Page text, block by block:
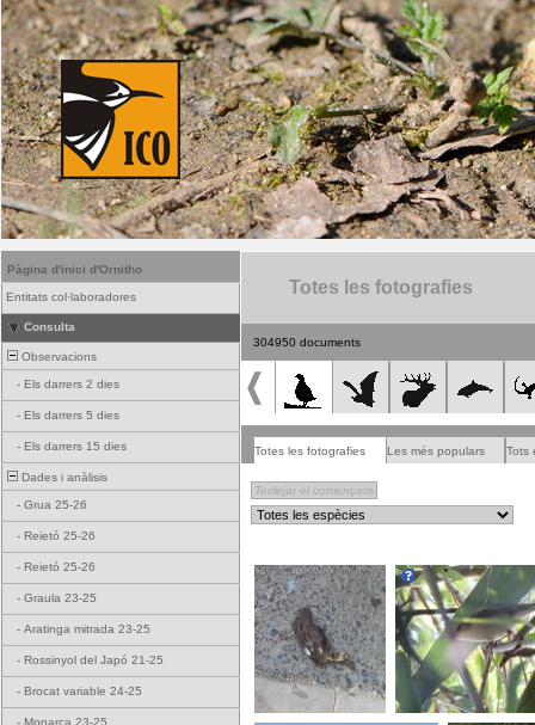
Pàgina d'inici d'Ornitho
Entitats col·laboradores
Consulta
Observacions
- Els darrers 2 dies
- Els darrers 5 dies
- Els darrers 15 dies
Dades i anàlisis
- Grua 25-26
- Reietó 25-26
- Reietó 25-26
- Graula 23-25
- Aratinga mitrada 23-25
- Rossinyol del Japó 21-25
- Brocat variable 24-25
- Monarca 23-25
Totes les fotografies
304950 documents
Totes les fotografies Les més populars Tots